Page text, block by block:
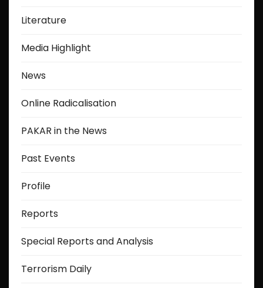
t
o
Literature
Media Highlight
News
Online Radicalisation
PAKAR in the News
Past Events
Profile
Reports
Special Reports and Analysis
Terrorism Daily